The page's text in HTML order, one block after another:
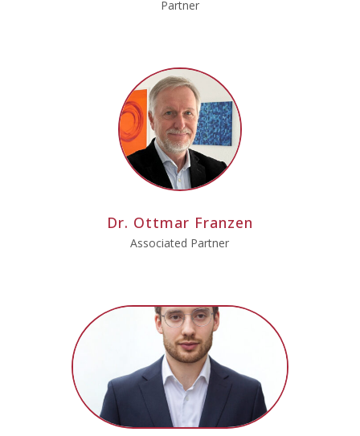
Partner
Dr. Ottmar Franzen
Associated Partner